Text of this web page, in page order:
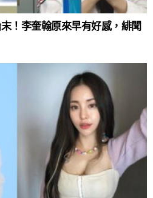
！李奎翰原來早有好感，緋聞